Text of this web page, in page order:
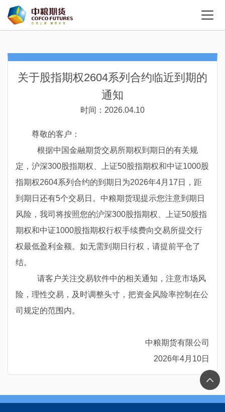
关于股指期权2604系列合约临近到期的
通知
时间：2026.04.10
尊敬的客户：
根据中国金融期货交易所期权到期日的有关规
定，沪深300股指期权、上证50股指期权和中证1000股
指期权2604系列合约的到期日为2026年4月 17 日，距
到期日还有5个交易日。中粮期货现提示您注意到期日
风险，我司将按照您的沪深300股指期权、上证50股指
期权和中证1000股指期权行权手续费向交易所提交行
权最低盈利金额。如无需到期日行权，请提前平仓了
结。
请客户关注交易软件中的相关通知，注意市场风
险，理性交易，及时调整头寸，把资金风险率控制在公
司规定的范围内。
中粮期货有限公司
2026年4月 10日